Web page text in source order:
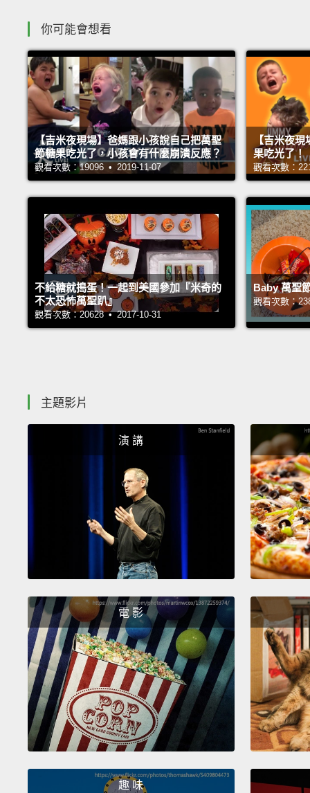
你可能會想看
【吉米夜現場】爸媽跟小孩說自己把萬聖
節糖果吃光了，小孩會有什麼崩潰反應？
觀看次數：19096 • 2019-11-07
【吉米夜
果吃光了！
觀看次數：
不給糖就搗蛋！一起到美國參加『米奇的
不太恐怖萬聖趴』
觀看次數：20628 • 2017-10-31
Baby 萬聖
觀看次數：
主題影片
演 講
電 影
趣 味